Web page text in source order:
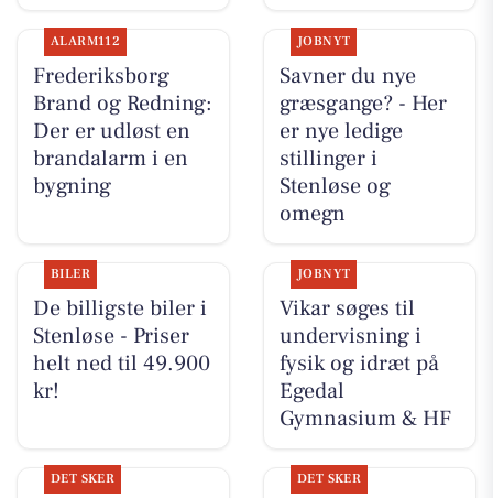
ALARM112
Frederiksborg
Brand og Redning:
Der er udløst en
brandalarm i en
bygning
JOBNYT
Savner du nye
græsgange? - Her
er nye ledige
stillinger i
Stenløse og
omegn
BILER
De billigste biler i
Stenløse - Priser
helt ned til 49.900
kr!
JOBNYT
Vikar søges til
undervisning i
fysik og idræt på
Egedal
Gymnasium & HF
DET SKER DET SKER